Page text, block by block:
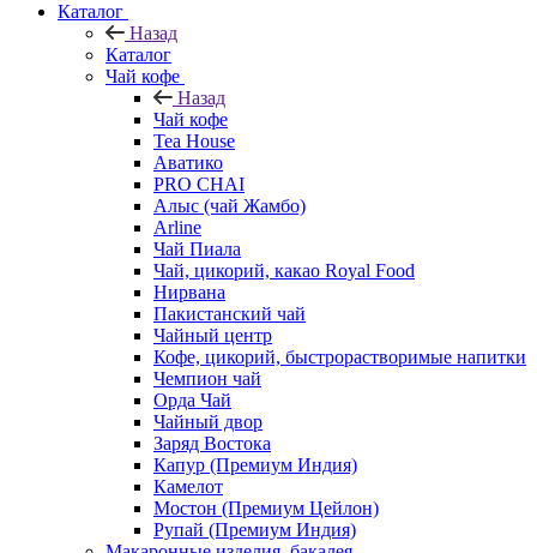
Каталог
Назад
Каталог
Чай кофе
Назад
Чай кофе
Tea House
Аватико
PRO CHAI
Алыс (чай Жамбо)
Arline
Чай Пиала
Чай, цикорий, какао Royal Food
Нирвана
Пакистанский чай
Чайный центр
Кофе, цикорий, быстрорастворимые напитки
Чемпион чай
Орда Чай
Чайный двор
Заряд Востока
Капур (Премиум Индия)
Камелот
Мостон (Премиум Цейлон)
Рупай (Премиум Индия)